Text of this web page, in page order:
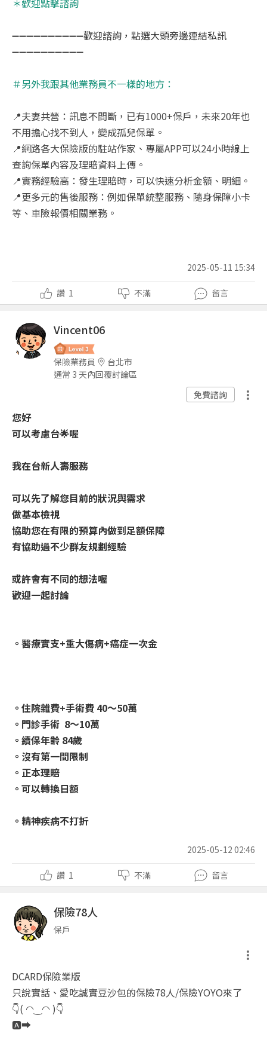
＊歡迎點擊諮詢
➖➖➖➖➖➖➖➖➖➖歡迎諮詢，點選大頭旁邊連結私訊
➖➖➖➖➖➖➖➖➖➖
＃另外我跟其他業務員不一樣的地方：
📍夫妻共營：訊息不間斷，已有1000+保戶，未來20年也
不用擔心找不到人，變成孤兒保單。
📍網路各大保險版的駐站作家、專屬APP可以24小時線上
查詢保單內容及理賠資料上傳。
📍實務經驗高：發生理賠時，可以快速分析金額、明細。
📍更多元的售後服務：例如保單統整服務、隨身保障小卡
等、車險報價相關業務。
2025-05-11 15:34
讚 1 不滿 留言
Vincent06
保險業務員
台北市
通常 3 天內回覆討論區
免費諮詢
您好
可以考慮台🌟喔
我在台新人壽服務
可以先了解您目前的狀況與需求
做基本檢視
協助您在有限的預算內做到足額保障
有協助過不少群友規劃經驗
或許會有不同的想法喔
歡迎一起討論
。醫療實支+重大傷病+癌症一次金
。住院雜費+手術費 40～50萬
。門診手術 8～10萬
。續保年齡 84歲
。沒有第一間限制
。正本理賠
。可以轉換日額
。精神疾病不打折
2025-05-12 02:46
讚 1 不滿 留言
保險78人
保戶
DCARD保險業版
只說實話、愛吃誠實豆沙包的保險78人/保險YOYO來了
👇( ◠‿◠ )👇
🅰️➡️